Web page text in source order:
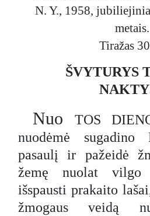
N. Y., 1958,
metais.
Tiražas
ŠVYTURYS
Nuo
TOS
nuodėmė sugadino
pasaulį ir pažeidė
žemę nuolat vilgo
išspausti prakaito
žmogaus veidą